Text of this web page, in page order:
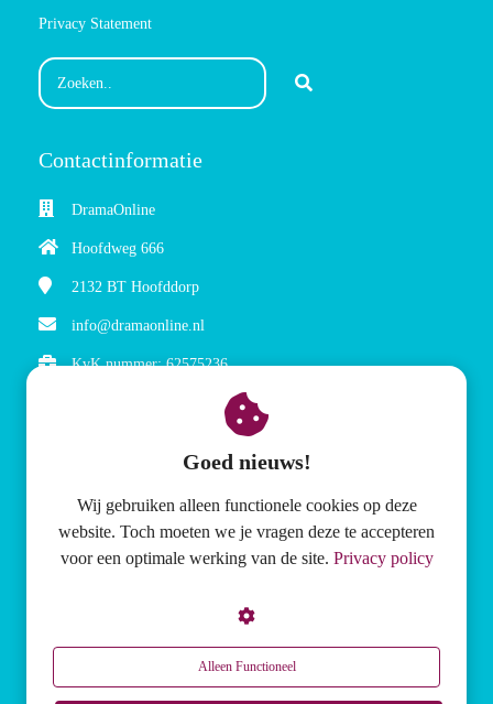
Privacy Statement
Contactinformatie
DramaOnline
Hoofdweg 666
2132 BT Hoofddorp
info@dramaonline.nl
KvK nummer: 62575236
BTW nummer: NL854872371B01
Meer over DramaOnline
Spelteksten voor kinderen
Kaartspellen voor creativiteit
Goed nieuws!
Wij gebruiken alleen functionele cookies op deze
website. Toch moeten we je vragen deze te accepteren
voor een optimale werking van de site. Privacy policy
Alleen Functioneel